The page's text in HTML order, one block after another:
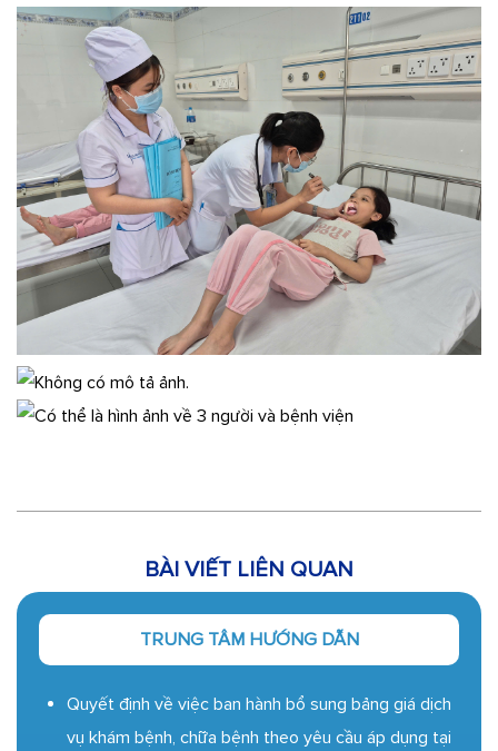
BÀI VIẾT LIÊN QUAN
TRUNG TÂM HƯỚNG DẪN
Quyết định về việc ban hành bổ sung bảng giá dịch
vụ khám bệnh, chữa bệnh theo yêu cầu áp dụng tại